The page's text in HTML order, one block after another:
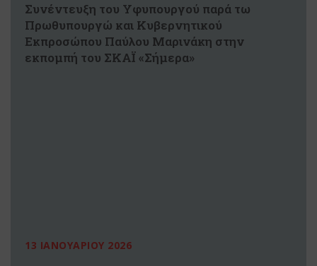
Συνέντευξη του Υφυπουργού παρά τω
Πρωθυπουργώ και Κυβερνητικού
Εκπροσώπου Παύλου Μαρινάκη στην
εκπομπή του ΣΚΑΪ «Σήμερα»
13 ΙΑΝΟΥΑΡΙΟΥ 2026